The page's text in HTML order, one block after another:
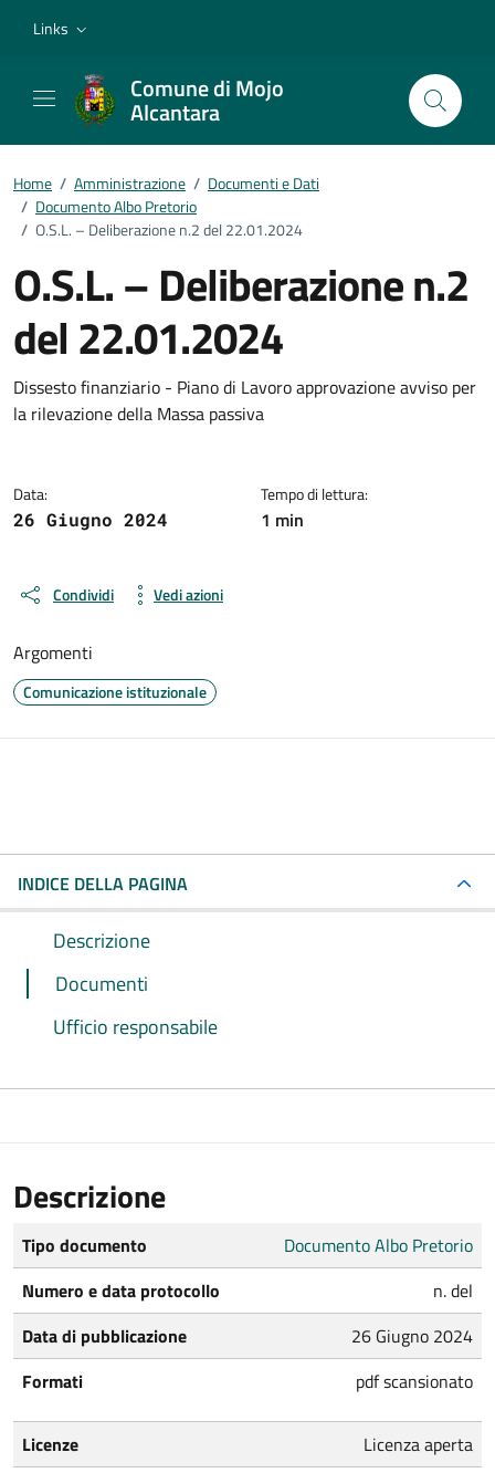
Links
Comune di Mojo
Alcantara
Home / Amministrazione / Documenti e Dati
/ Documento Albo Pretorio
/ O.S.L. – Deliberazione n.2 del 22.01.2024
O.S.L. – Deliberazione n.2
del 22.01.2024
Dettagli del documento
Dissesto finanziario - Piano di Lavoro approvazione avviso per
la rilevazione della Massa passiva
Data:
26 Giugno 2024
Tempo di lettura:
1 min
Condividi Vedi azioni
Argomenti
Comunicazione istituzionale
INDICE DELLA PAGINA
Descrizione
Documenti
Ufficio responsabile
Descrizione
Tipo documento
Documento Albo Pretorio
Numero e data protocollo
n. del
Data di pubblicazione
26 Giugno 2024
Formati
pdf scansionato
Licenze Licenza aperta